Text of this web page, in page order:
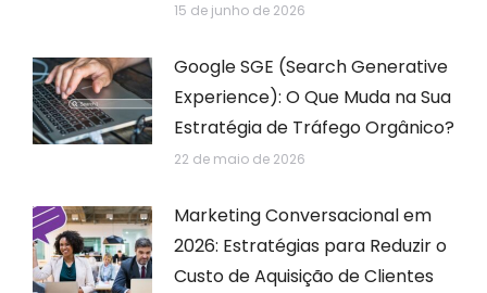
15 de junho de 2026
Google SGE (Search Generative
Experience): O Que Muda na Sua
Estratégia de Tráfego Orgânico?
22 de maio de 2026
Marketing Conversacional em
2026: Estratégias para Reduzir o
Custo de Aquisição de Clientes